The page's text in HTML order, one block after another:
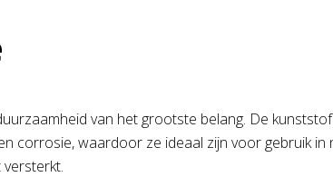
van het grootste belang. De
corrosie, waardoor ze ideaal zijn voor gebruik